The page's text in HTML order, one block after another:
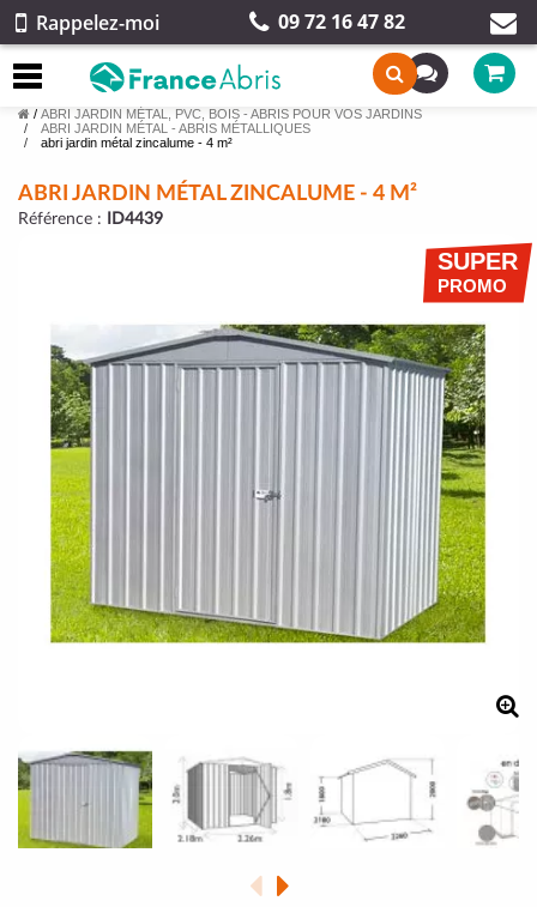
Rappelez-moi 09 72 16 47 82
/ ABRI JARDIN MÉTAL, PVC, BOIS - ABRIS POUR VOS JARDINS
ABRI JARDIN MÉTAL - ABRIS MÉTALLIQUES
abri jardin métal zincalume - 4 m²
ABRI JARDIN MÉTAL ZINCALUME - 4 M²
Référence : ID4439
SUPER
PROMO